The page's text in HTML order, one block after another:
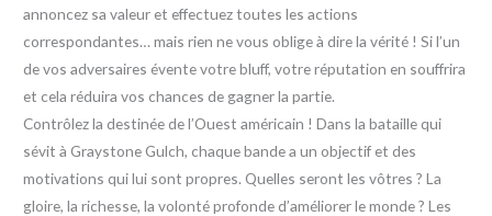
annoncez sa valeur et effectuez toutes les actions
correspondantes… mais rien ne vous oblige à dire la vérité ! Si l’un
de vos adversaires évente votre bluff, votre réputation en souffrira
et cela réduira vos chances de gagner la partie.
Contrôlez la destinée de l’Ouest américain ! Dans la bataille qui
sévit à Graystone Gulch, chaque bande a un objectif et des
motivations qui lui sont propres. Quelles seront les vôtres ? La
gloire, la richesse, la volonté profonde d’améliorer le monde ? Les